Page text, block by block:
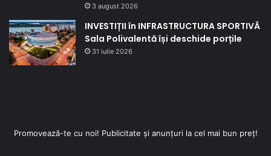
3 august 2026
INVESTIȚII în INFRASTRUCTURA SPORTIVĂ
Sala Polivalentă își deschide porțile
31 iulie 2026
Promovează-te cu noi! Publicitate și anunțuri la cel mai bun preț!